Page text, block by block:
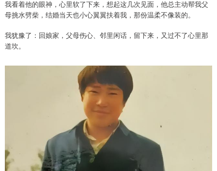
我看着他的眼神，心里软了下来，想起这几次见面，他总主动帮我父
母挑水劈柴，结婚当天也小心翼翼扶着我，那份温柔不像装的。
我犹豫了：回娘家，父母伤心、邻里闲话，留下来，又过不了心里那
道坎。